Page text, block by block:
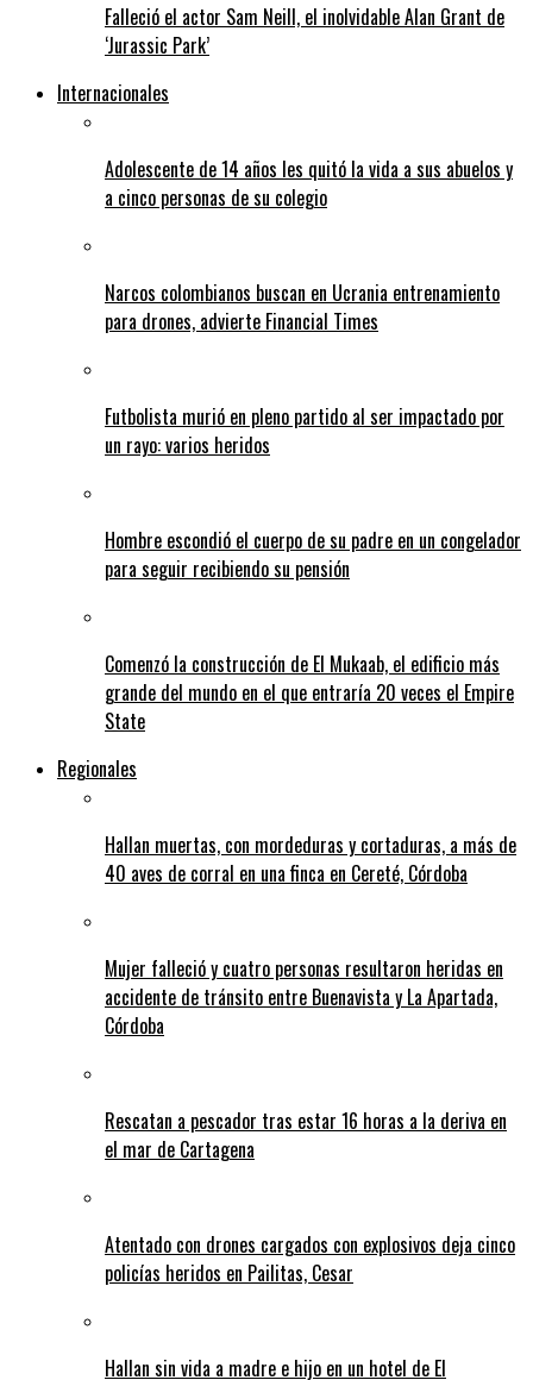
Falleció el actor Sam Neill, el inolvidable Alan Grant de
‘Jurassic Park’
Internacionales
Adolescente de 14 años les quitó la vida a sus abuelos y
a cinco personas de su colegio
Narcos colombianos buscan en Ucrania entrenamiento
para drones, advierte Financial Times
Futbolista murió en pleno partido al ser impactado por
un rayo: varios heridos
Hombre escondió el cuerpo de su padre en un congelador
para seguir recibiendo su pensión
Comenzó la construcción de El Mukaab, el edificio más
grande del mundo en el que entraría 20 veces el Empire
State
Regionales
Hallan muertas, con mordeduras y cortaduras, a más de
40 aves de corral en una finca en Cereté, Córdoba
Mujer falleció y cuatro personas resultaron heridas en
accidente de tránsito entre Buenavista y La Apartada,
Córdoba
Rescatan a pescador tras estar 16 horas a la deriva en
el mar de Cartagena
Atentado con drones cargados con explosivos deja cinco
policías heridos en Pailitas, Cesar
Hallan sin vida a madre e hijo en un hotel de El